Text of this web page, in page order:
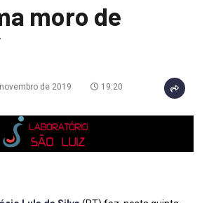
moro de
de 2019 19:20